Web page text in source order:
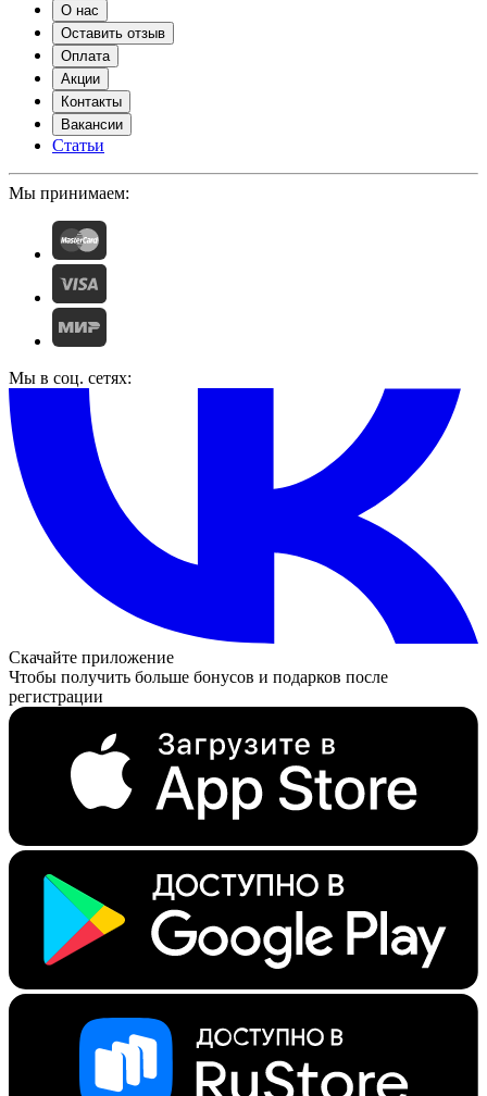
О нас
Оставить отзыв
Оплата
Акции
Контакты
Вакансии
Статьи
Мы принимаем:
Мы в соц. сетях:
Скачайте приложение
Чтобы получить больше бонусов и подарков после
регистрации